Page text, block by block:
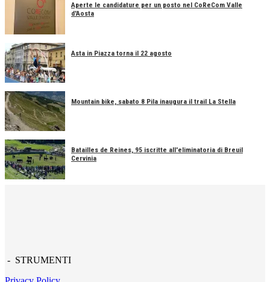
Aperte le candidature per un posto nel CoReCom Valle
d'Aosta
Asta in Piazza torna il 22 agosto
Mountain bike, sabato 8 Pila inaugura il trail La Stella
Batailles de Reines, 95 iscritte all'eliminatoria di Breuil
Cervinia
- STRUMENTI